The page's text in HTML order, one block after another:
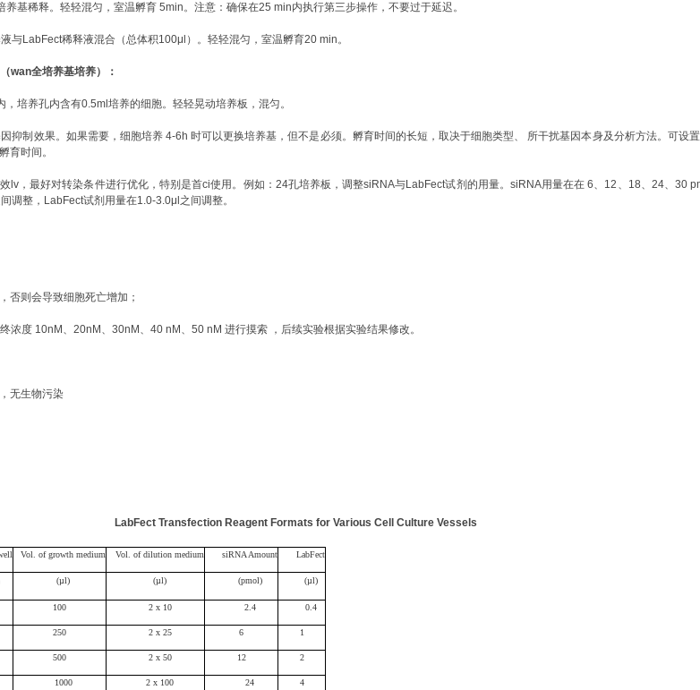
基稀释。轻轻混匀，室温孵育 5min。注意：确保在25 min内执行第三步操作，不要过于延迟。
与LabFect稀释液混合（总体积100μl）。轻轻混匀，室温孵育20 min。
wan全培养基培养）：
培养孔内含有0.5ml培养的细胞。轻轻晃动培养板，混匀。
抑制效果。如果需要，细胞培养 4-6h 时可以更换培养基，但不是必须。孵育时间的长短，取决于细胞类型、 所干扰基因本身及分析方法。可设
育时间。
lv，最好对转染条件进行优化，特别是首ci使用。例如： 24孔培养板，调整siRNA与LabFect试剂的用量。siRNA用量在在 6、12、18、24、30
调整，LabFect试剂用量在1.0-3.0μl之间调整。
否则会导致细胞死亡增加；
浓度 10nM、20nM、30nM、40 nM、50 nM 进行摸索 ，后续实验根据实验结果修改。
无生物污染
LabFect Transfection Reagent Formats for Various Cell Culture Vessels
Vol. of growth medium Vol. of dilution medium siRNA Amount LabFect
(µl) (µl) (pmol) (µl)
100 2 x 10 2. 4 0.4
250 2 x 25 6 1
500 2 x 50 12 2
1000 2 x 100 24 4